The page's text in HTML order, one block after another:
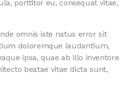
porttitor eu, consequat vitae,
omnis iste natus error sit
doloremque laudantium,
ipsa, quae ab illo inventore
beatae vitae dicta sunt,